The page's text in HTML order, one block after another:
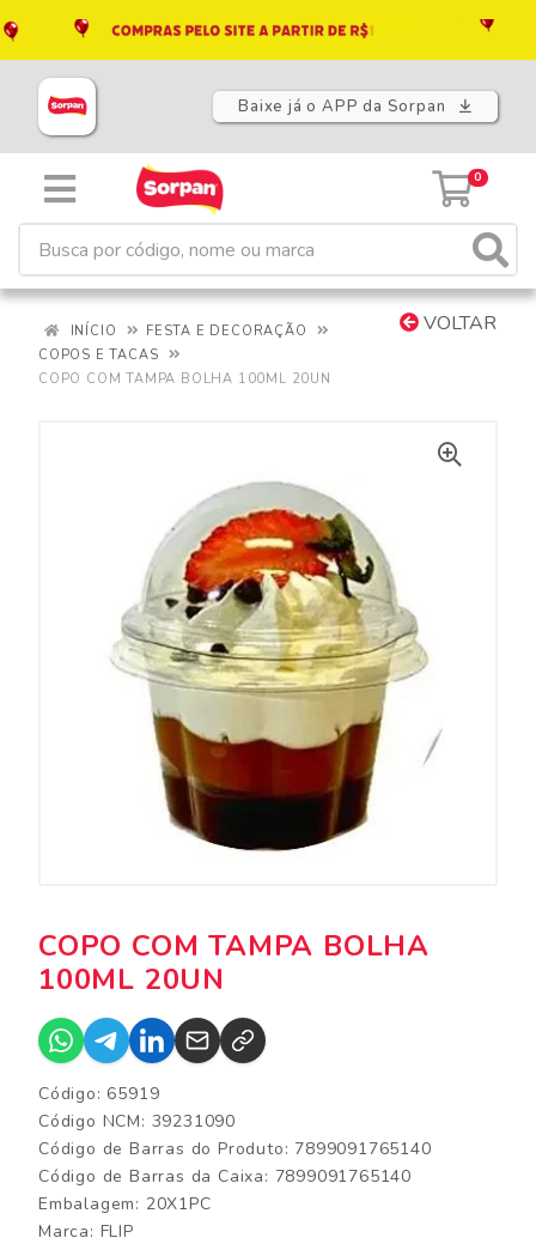
Baixe já o APP da Sorpan
0
VOLTAR
INÍCIO
FESTA E DECORAÇÃO
COPOS E TACAS
COPO COM TAMPA BOLHA 100ML 20UN
COPO COM TAMPA BOLHA
100ML 20UN
Código: 65919
Código NCM: 39231090
Código de Barras do Produto: 7899091765140
Código de Barras da Caixa: 7899091765140
Embalagem: 20X1PC
Marca: FLIP